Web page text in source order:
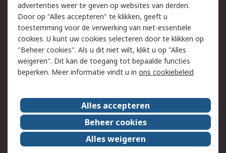
Wettelijk
Cookiebeleid
Email veiligheid
Privacybeleid
Websitevoorwaarden
Algemene
verkoopvoorwaarden
Over RS
RS Group
Over ons
RS wereldwijd
Werken bij RS
ESG
advertenties weer te geven op websites van derden.
Door op "Alles accepteren" te klikken, geeft u
toestemming voor de verwerking van niet-essentiële
cookies. U kunt uw cookies selecteren door te klikken op
"Beheer cookies". Als u dit niet wilt, klikt u op "Alles
weigeren". Dit kan de toegang tot bepaalde functies
beperken. Meer informatie vindt u in ons cookiebeleid
Alles accepteren
Beheer cookies
Alles weigeren